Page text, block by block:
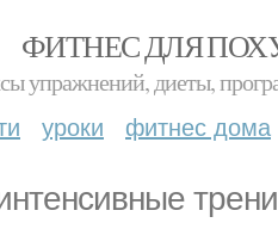
ФИТНЕС ДЛЯ
упражнений, диеты,
уроки фитнес дома